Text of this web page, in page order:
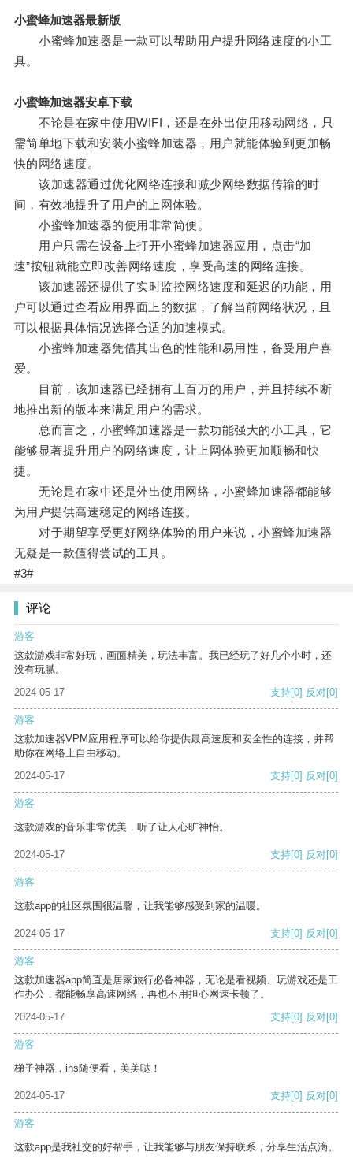
小蜜蜂加速器最新版
小蜜蜂加速器是一款可以帮助用户提升网络速度的小工
具。
小蜜蜂加速器安卓下载
不论是在家中使用WIFI，还是在外出使用移动网络，只
需简单地下载和安装小蜜蜂加速器，用户就能体验到更加畅
快的网络速度。
该加速器通过优化网络连接和减少网络数据传输的时
间，有效地提升了用户的上网体验。
小蜜蜂加速器的使用非常简便。
用户只需在设备上打开小蜜蜂加速器应用，点击“加
速”按钮就能立即改善网络速度，享受高速的网络连接。
该加速器还提供了实时监控网络速度和延迟的功能，用
户可以通过查看应用界面上的数据，了解当前网络状况，且
可以根据具体情况选择合适的加速模式。
小蜜蜂加速器凭借其出色的性能和易用性，备受用户喜
爱。
目前，该加速器已经拥有上百万的用户，并且持续不断
地推出新的版本来满足用户的需求。
总而言之，小蜜蜂加速器是一款功能强大的小工具，它
能够显著提升用户的网络速度，让上网体验更加顺畅和快
捷。
无论是在家中还是外出使用网络，小蜜蜂加速器都能够
为用户提供高速稳定的网络连接。
对于期望享受更好网络体验的用户来说，小蜜蜂加速器
无疑是一款值得尝试的工具。
#3#
评论
游客
这款游戏非常好玩，画面精美，玩法丰富。我已经玩了好几个小时，还
没有玩腻。
2024-05-17
支持[0] 反对[0]
游客
这款加速器VPM应用程序可以给你提供最高速度和安全性的连接，并帮
助你在网络上自由移动。
2024-05-17
支持[0] 反对[0]
游客
这款游戏的音乐非常优美，听了让人心旷神怡。
2024-05-17 支持[0] 反对[0]
游客
这款app的社区氛围很温馨，让我能够感受到家的温暖。
2024-05-17 支持[0] 反对[0]
游客
这款加速器app简直是居家旅行必备神器，无论是看视频、玩游戏还是工
作办公，都能畅享高速网络，再也不用担心网速卡顿了。
2024-05-17
支持[0] 反对[0]
游客
梯子神器，ins随便看，美美哒！
2024-05-17 支持[0] 反对[0]
游客
这款app是我社交的好帮手，让我能够与朋友保持联系，分享生活点滴。